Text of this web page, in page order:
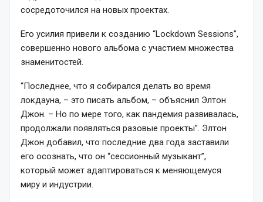
сосредоточился на новых проектах.
Его усилия привели к созданию “Lockdown Sessions”,
совершенно нового альбома с участием множества
знаменитостей.
“Последнее, что я собирался делать во время
локдауна, – это писать альбом, – объяснил Элтон
Джон. – Но по мере того, как пандемия развивалась,
продолжали появляться разовые проекты”. Элтон
Джон добавил, что последние два года заставили
его осознать, что он “сессионный музыкант”,
который может адаптироваться к меняющемуся
миру и индустрии.